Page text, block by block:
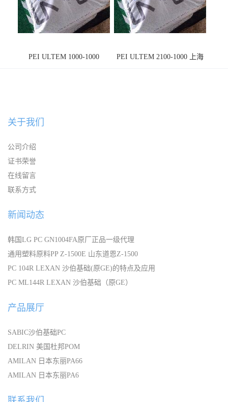
PEI ULTEM 1000-1000
PEI ULTEM 2100-1000 上海
关于我们
公司介绍
证书荣誉
在线留言
联系方式
新闻动态
韩国LG PC GN1004FA原厂正品一级代理
通用塑料原料PP Z-1500E 山东道恩Z-1500
PC 104R LEXAN 沙伯基础(原GE)的特点及应用
PC ML144R LEXAN 沙伯基础（原GE）
产品展厅
SABIC沙伯基础PC
DELRIN 美国杜邦POM
AMILAN 日本东丽PA66
AMILAN 日本东丽PA6